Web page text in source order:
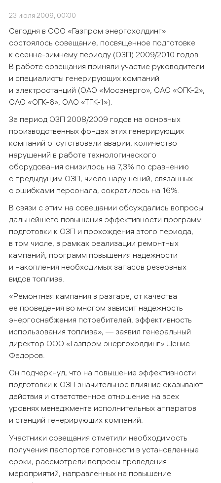
23 июля 2009, 00:00
Сегодня в ООО «Газпром энергохолдинг»
состоялось совещание, посвященное подготовке
к осенне-зимнему периоду (ОЗП) 2009/2010 годов.
В работе совещания приняли участие руководители
и специалисты генерирующих компаний
и электростанций (ОАО «Мосэнерго», ОАО «ОГК-2»,
ОАО «ОГК-6», ОАО «ТГК-1»).
За период ОЗП 2008/2009 годов на основных
производственных фондах этих генерирующих
компаний отсутствовали аварии, количество
нарушений в работе технологического
оборудования снизилось на 7,3% по сравнению
с предыдущим ОЗП, число нарушений, связанных
с ошибками персонала, сократилось на 16%.
В связи с этим на совещании обсуждались вопросы
дальнейшего повышения эффективности программ
подготовки к ОЗП и прохождения этого периода,
в том числе, в рамках реализации ремонтных
кампаний, программ повышения надежности
и накопления необходимых запасов резервных
видов топлива.
«Ремонтная кампания в разгаре, от качества
ее проведения во многом зависит надежность
энергоснабжения потребителей, эффективность
использования топлива», — заявил генеральный
директор ООО «Газпром энергохолдинг» Денис
Федоров.
Он подчеркнул, что на повышение эффективности
подготовки к ОЗП значительное влияние оказывают
действия и ответственное отношение на всех
уровнях менеджмента исполнительных аппаратов
и станций генерирующих компаний.
Участники совещания отметили необходимость
получения паспортов готовности в установленные
сроки, рассмотрели вопросы проведения
мероприятий, направленных на повышение